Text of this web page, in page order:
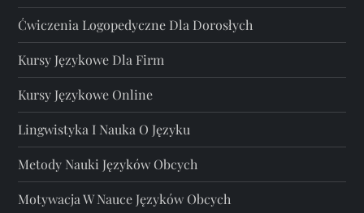
Ćwiczenia Logopedyczne Dla Dorosłych
Kursy Językowe Dla Firm
Kursy Językowe Online
Lingwistyka I Nauka O Języku
Metody Nauki Języków Obcych
Motywacja W Nauce Języków Obcych